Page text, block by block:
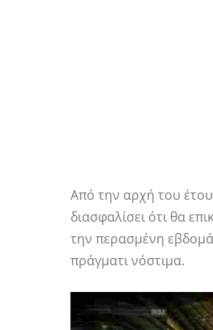
Από την αρχή του
διασφαλίσει ότι θα
την περασμένη
πράγματι νόστιμα.